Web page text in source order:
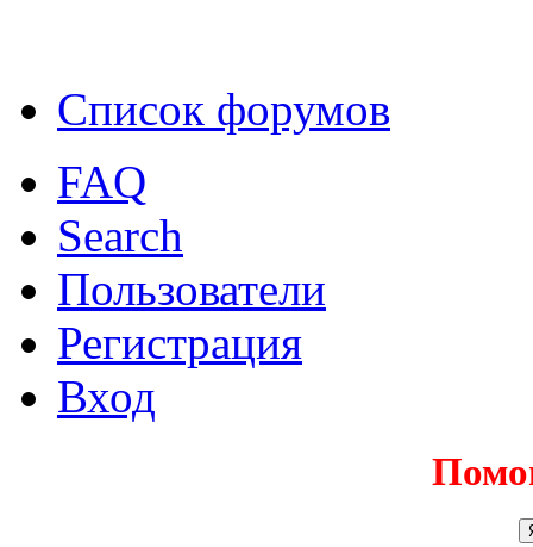
Список форумов
FAQ
Search
Пользователи
Регистрация
Вход